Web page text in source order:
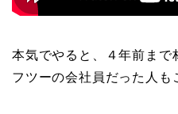
本気でやると、４年前まで
フツーの会社員だった人も